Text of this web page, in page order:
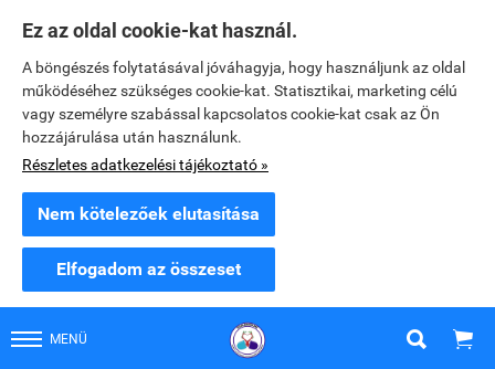
Ez az oldal cookie-kat használ.
A böngészés folytatásával jóváhagyja, hogy használjunk az oldal
működéséhez szükséges cookie-kat. Statisztikai, marketing célú
vagy személyre szabással kapcsolatos cookie-kat csak az Ön
hozzájárulása után használunk.
Részletes adatkezelési tájékoztató »
Nem kötelezőek elutasítása
Elfogadom az összeset
MENÜ  